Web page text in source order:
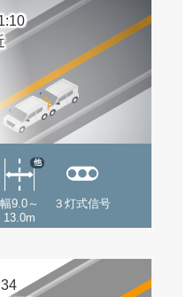
幅9.0～
13.0m
他
３灯式信号